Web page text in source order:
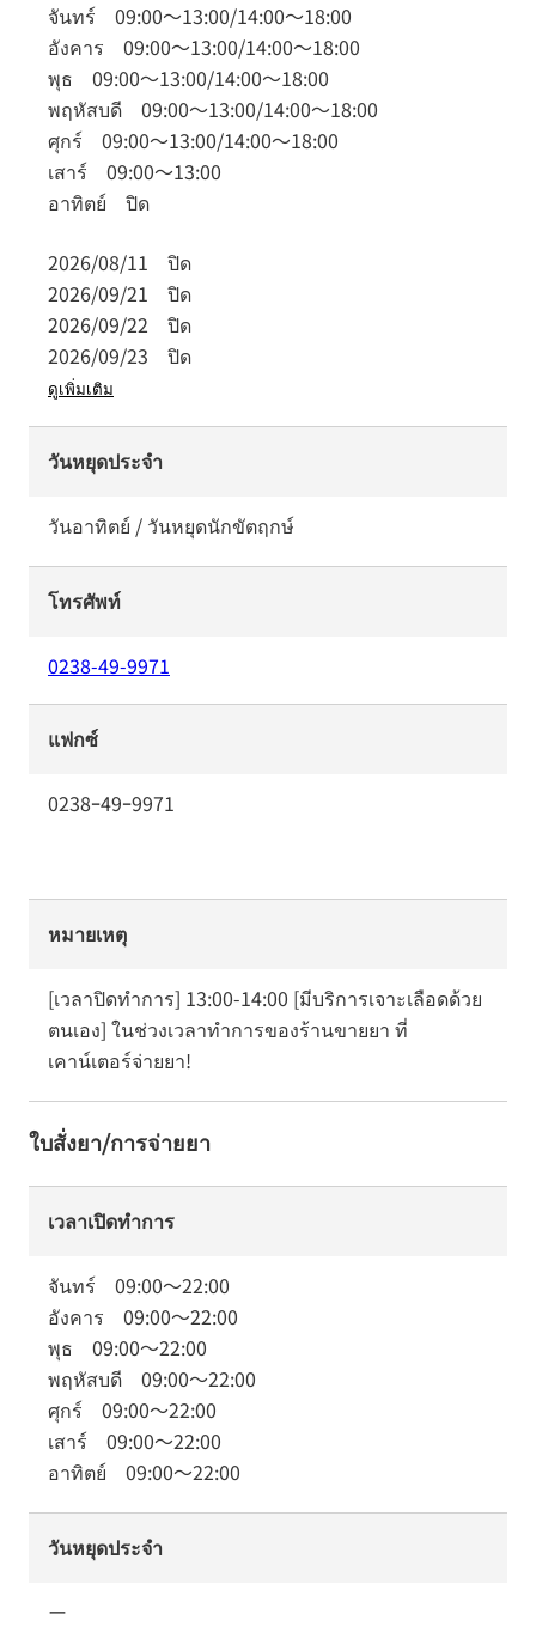
จันทร์ 09:00～13:00/14:00～18:00
อังคาร 09:00～13:00/14:00～18:00
พุธ 09:00～13:00/14:00～18:00
พฤหัสบดี 09:00～13:00/14:00～18:00
ศุกร์ 09:00～13:00/14:00～18:00
เสาร์ 09:00～13:00
อาทิตย์ ปิด
2026/08/11 ปิด
2026/09/21 ปิด
2026/09/22 ปิด
2026/09/23 ปิด
ดูเพิ่มเติม
วันหยุดประจำ
วันอาทิตย์ / วันหยุดนักขัตฤกษ์
โทรศัพท์
0238-49-9971
แฟกซ์
0238ｰ49ｰ9971
หมายเหตุ
[เวลาปิดทำการ] 13:00-14:00 [มีบริการเจาะเลือดด้วย
ตนเอง] ในช่วงเวลาทำการของร้านขายยา ที่
เคาน์เตอร์จ่ายยา!
ใบสั่งยา/การจ่ายยา
เวลาเปิดทำการ
จันทร์ 09:00～22:00
อังคาร 09:00～22:00
พุธ 09:00～22:00
พฤหัสบดี 09:00～22:00
ศุกร์ 09:00～22:00
เสาร์ 09:00～22:00
อาทิตย์ 09:00～22:00
วันหยุดประจำ
ー